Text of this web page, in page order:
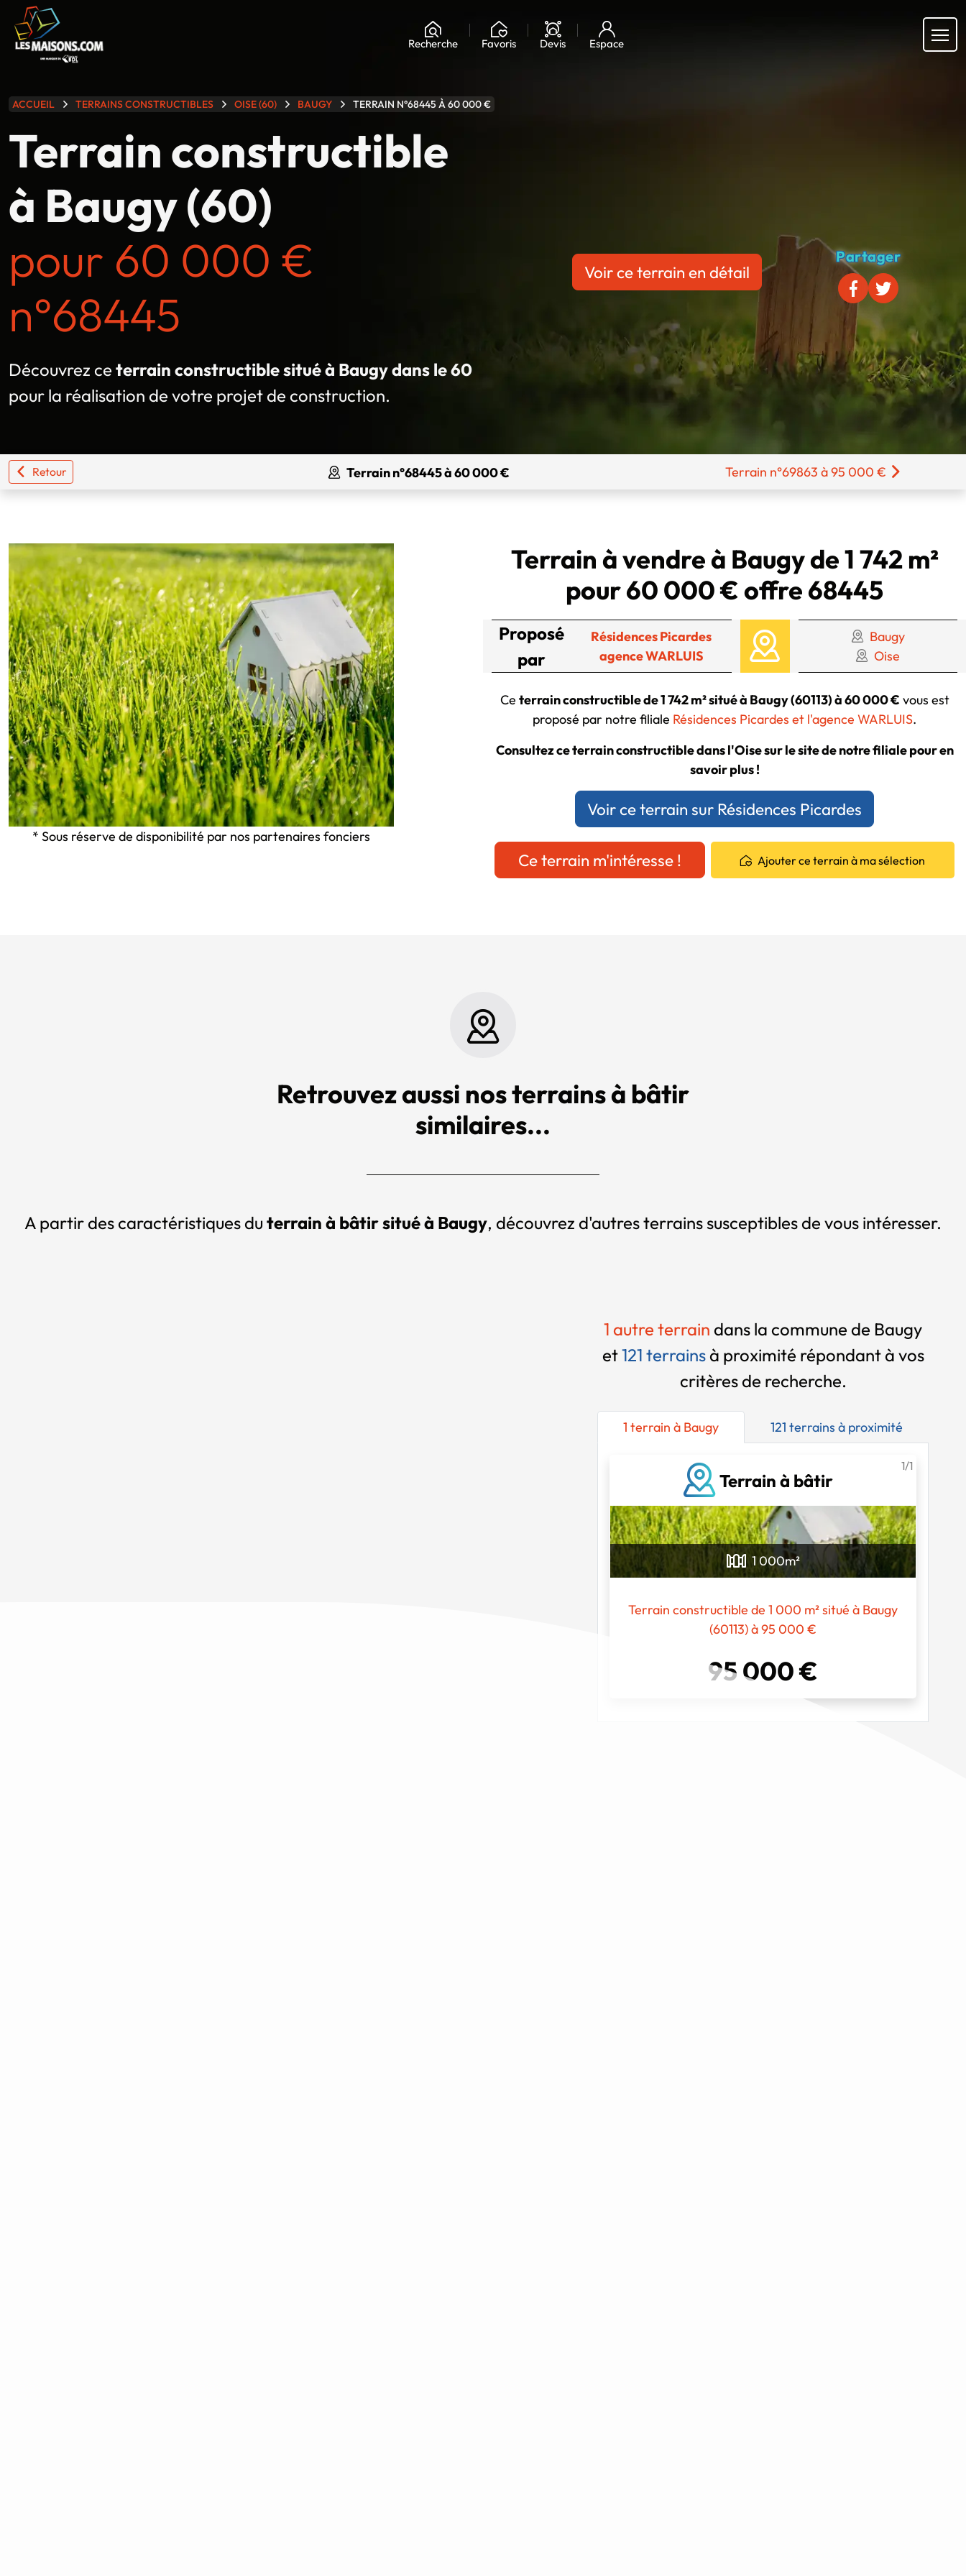
Recherche Chargement...
Favoris Devis Espace
gamme
ACCUEIL TERRAINS CONSTRUCTIBLES OISE (60) BAUGY TERRAIN N°68445 À 60 000 €
Terrain constructible
à Baugy (60)
pour 60 000 €
n°68445
Découvrez ce terrain constructible situé à Baugy dans le 60
pour la réalisation de votre projet de construction.
Voir ce terrain en détail
Partager
Retour Terrain n°68445 à 60 000 € Terrain n°69863 à 95 000 €
Terrain à vendre à Baugy de 1 742 m²
pour 60 000 € offre 68445
Proposé
par
Résidences Picardes
agence WARLUIS
Baugy
Oise
Ce terrain constructible de 1 742 m² situé à Baugy (60113) à 60 000 € vous est
proposé par notre filiale Résidences Picardes et l'agence WARLUIS.
Consultez ce terrain constructible dans l'Oise sur le site de notre filiale pour en
savoir plus !
Voir ce terrain sur Résidences Picardes
Ce terrain m'intéresse ! Ajouter ce terrain à ma sélection
* Sous réserve de disponibilité par nos partenaires fonciers
Retrouvez aussi nos terrains à bâtir
similaires...
A partir des caractéristiques du terrain à bâtir situé à Baugy, découvrez d'autres terrains susceptibles de vous intéresser.
1 autre terraindans la commune de Baugy
et121 terrainsà proximité répondant à vos
critères de recherche.
Chargement...
1 terrain à Baugy 121 terrains à proximité
Terrain à bâtir
1/1
1 000m²
Terrain constructible de 1 000 m² situé à Baugy
(60113) à 95 000 €
95 000 €